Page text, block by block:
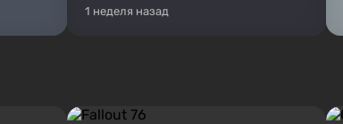
1 неделя назад